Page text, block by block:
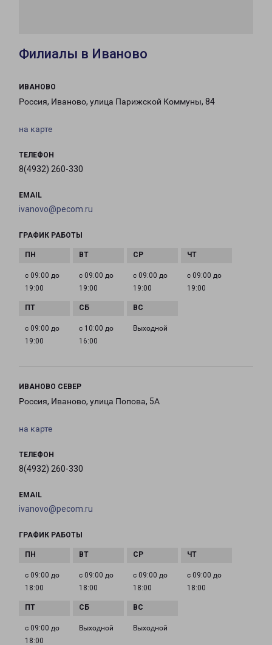
Филиалы в Иваново
ИВАНОВО
Россия, Иваново, улица Парижской Коммуны, 84
на карте
ТЕЛЕФОН
8(4932) 260-330
EMAIL
ivanovo@pecom.ru
ГРАФИК РАБОТЫ
с 09:00 до
19:00
с 09:00 до
19:00
с 09:00 до
19:00
с 09:00 до
19:00
с 09:00 до
19:00
с 10:00 до
16:00
Выходной
ИВАНОВО СЕВЕР
Россия, Иваново, улица Попова, 5А
на карте
ТЕЛЕФОН
8(4932) 260-330
EMAIL
ivanovo@pecom.ru
ГРАФИК РАБОТЫ
с 09:00 до
18:00
с 09:00 до
18:00
с 09:00 до
18:00
с 09:00 до
18:00
с 09:00 до
18:00
Выходной Выходной